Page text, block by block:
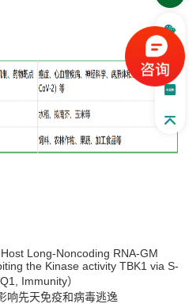
Long-Noncoding RNA-GM
the Kinase activity TBK1 via S-
Immunity）
响先天免疫和病毒逃逸